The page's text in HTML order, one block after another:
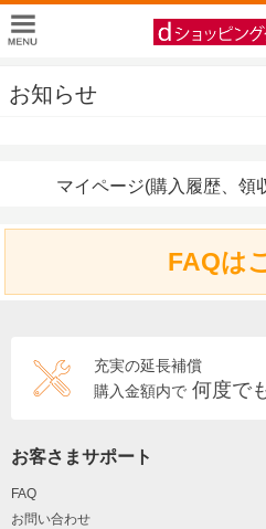
お知らせ
マイページ(購入履歴、領
FAQは
充実の延長補償
購入金額内で 何度で
お客さまサポート
FAQ
お問い合わせ